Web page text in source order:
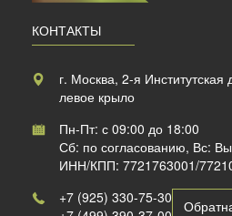
КОНТАКТЫ
г. Москва, 2-я Институтская
левое крыло
Пн-Пт: с 09:00 до 18:00
Сб: по согласованию, Вс:
ИНН/КПП: 7721763001/
+7 (925) 330-75-30